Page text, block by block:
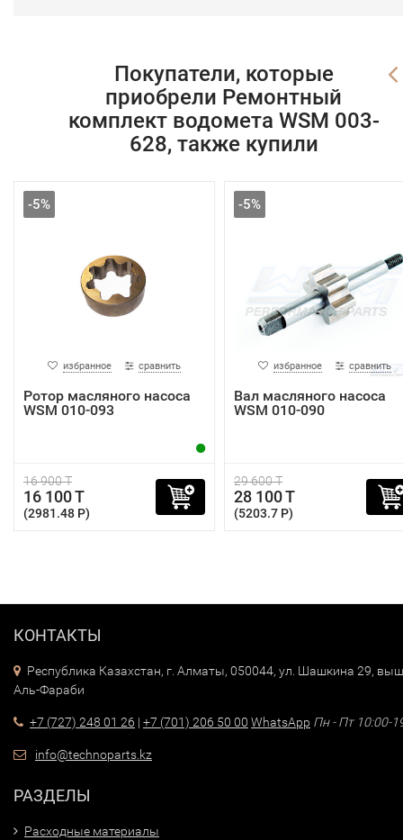
Покупатели, которые
приобрели Ремонтный
комплект водомета WSM 003-
628, также купили
-5%
избранное сравнить
Ротор масляного насоса
WSM 010-093
16 900 T
16 100 T
(2981.48 P)
-5%
избранное сравнить
Вал масляного насоса
WSM 010-090
29 600 T
28 100 T
(5203.7 P)
КОНТАКТЫ
Республика Казахстан, г. Алматы, 050044, ул. Шашкина 29,
Аль-Фараби
+7 (727) 248 01 26 | +7 (701) 206 50 00 WhatsApp Пн - Пт 10:00-
info@technoparts.kz
РАЗДЕЛЫ
Расходные материалы